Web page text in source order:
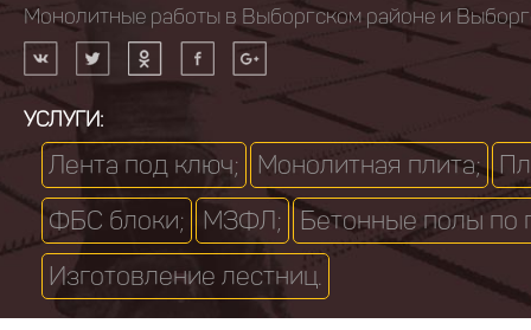
Монолитные работы в Выборгском районе и
УСЛУГИ:
Лента под ключ; Монолитная плита;
ФБС блоки;
МЗФЛ;
Бетонные полы по
Изготовление лестниц.